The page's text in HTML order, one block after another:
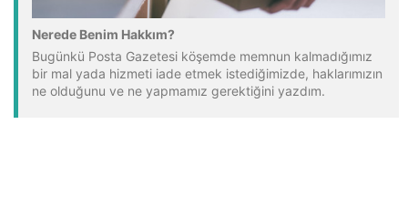
Nerede Benim Hakkım?
Bugünkü Posta Gazetesi köşemde memnun kalmadığımız
bir mal yada hizmeti iade etmek istediğimizde, haklarımızın
ne olduğunu ve ne yapmamız gerektiğini yazdım.